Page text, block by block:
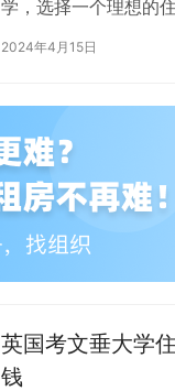
学，选择一个理想的
学（以下简称利兹贝
2024年4月15日
英国考文垂大学
钱